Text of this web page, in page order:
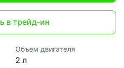
в трейд-ин
Объем двигателя
2 л